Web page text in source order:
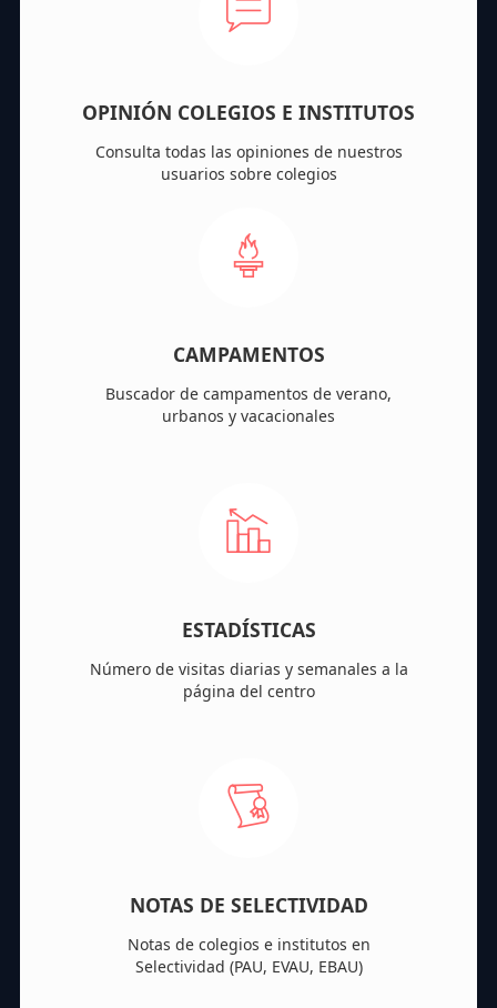
OPINIÓN COLEGIOS E INSTITUTOS
Consulta todas las opiniones de nuestros
usuarios sobre colegios
CAMPAMENTOS
Buscador de campamentos de verano,
urbanos y vacacionales
ESTADÍSTICAS
Número de visitas diarias y semanales a la
página del centro
NOTAS DE SELECTIVIDAD
Notas de colegios e institutos en
Selectividad (PAU, EVAU, EBAU)